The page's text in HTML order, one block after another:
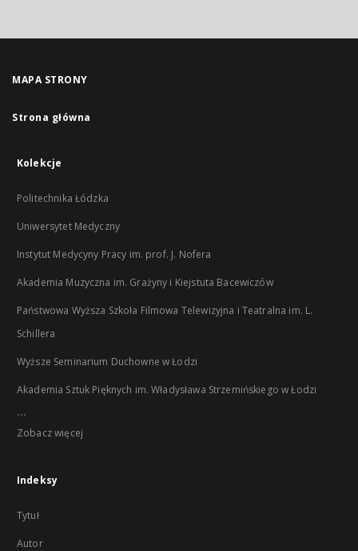
MAPA STRONY
Strona główna
Kolekcje
Politechnika Łódzka
Uniwersytet Medyczny
Instytut Medycyny Pracy im. prof. J. Nofera
Akademia Muzyczna im. Grażyny i Kiejstuta Bacewiczów
Państwowa Wyższa Szkoła Filmowa Telewizyjna i Teatralna im. L.
Schillera
Wyższe Seminarium Duchowne w Łodzi
Akademia Sztuk Pięknych im. Władysława Strzemińskiego w Łodzi
...
Zobacz więcej
Indeksy
Tytuł
Autor